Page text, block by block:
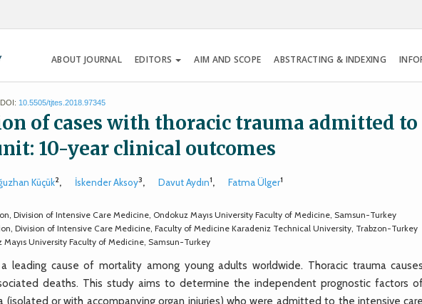
ABOUT JOURNAL EDITORS AIM AND SCOPE ABSTRACTING & INDEXING
10.5505/tjtes.2018.97345
of cases with thoracic trauma admitted to
10-year clinical outcomes
Küçük2, İskender Aksoy3, Davut Aydın1, Fatma Ülger1
Division of Intensive Care Medicine, Ondokuz Mayıs University Faculty of Medicine, Samsun-Turkey
Division of Intensive Care Medicine, Faculty of Medicine Karadeniz Technical University, Trabzon-Turkey
University Faculty of Medicine, Samsun-Turkey
a leading cause of mortality among young adults worldwide. Thoracic trauma causes
deaths. This study aims to determine the independent prognostic factors
(isolated or with accompanying organ injuries) who were admitted to the intensive care